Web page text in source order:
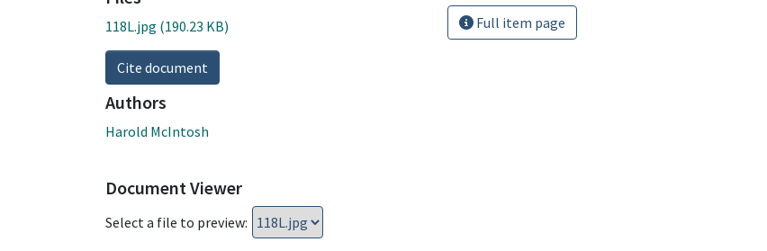
118L.jpg (190.23 KB)
Cite document
Authors
Harold McIntosh
Full item page
Document Viewer
Select a file to preview: